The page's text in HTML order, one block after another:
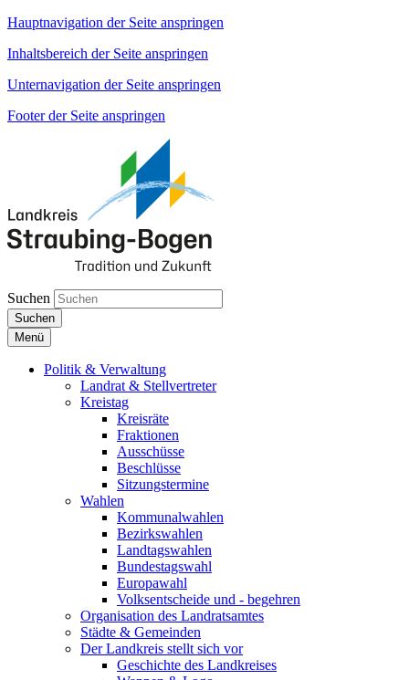
Hauptnavigation der Seite anspringen
Inhaltsbereich der Seite anspringen
Unternavigation der Seite anspringen
Footer der Seite anspringen
Suchen
Suchen
Menü
Politik & Verwaltung
Landrat & Stellvertreter
Kreistag
Kreisräte
Fraktionen
Ausschüsse
Beschlüsse
Sitzungstermine
Wahlen
Kommunalwahlen
Bezirkswahlen
Landtagswahlen
Bundestagswahl
Europawahl
Volksentscheide und - begehren
Organisation des Landratsamtes
Städte & Gemeinden
Der Landkreis stellt sich vor
Geschichte des Landkreises